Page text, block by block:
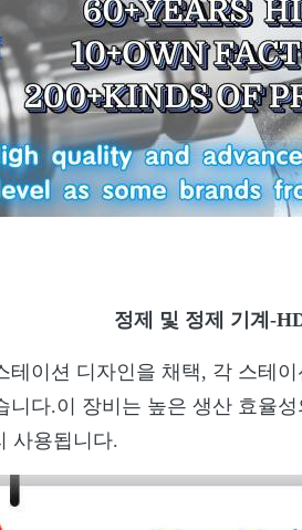
정제 및 정제 기계-
이션 디자인을 채택, 각 스테
다.이 장비는 높은 생산 효율
사용됩니다.